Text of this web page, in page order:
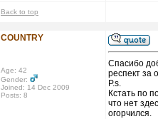
Back to top
COUNTRY
Age: 42
Gender:
Joined: 14 Dec 2009
Posts: 8
Спасибо
респект за
P.s.
Кстать по
что нет
огорчился.